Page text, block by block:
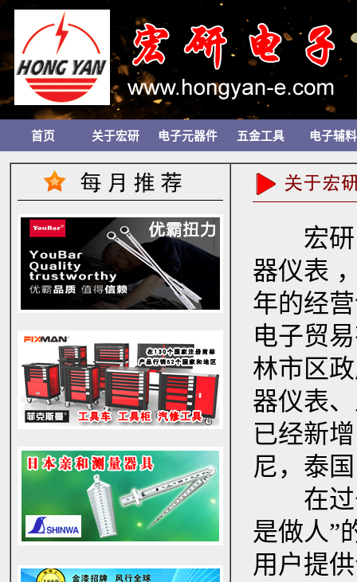
首页 关于宏研 电子元器件 五金工具 电子辅料
宏研
器仪表
年的经
电子贸
林市区
器仪表
已经新
尼，泰
在过
是做人”
用户提